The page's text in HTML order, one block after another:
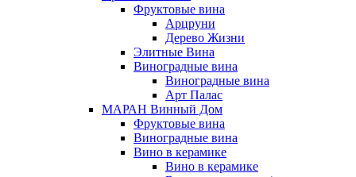
Фруктовые вина
Арцруни
Дерево Жизни
Элитные Вина
Виноградные вина
Виноградные вина
Арт Палас
МАРАН Винный Дом
Фруктовые вина
Виноградные вина
Вино в керамике
Вино в керамике